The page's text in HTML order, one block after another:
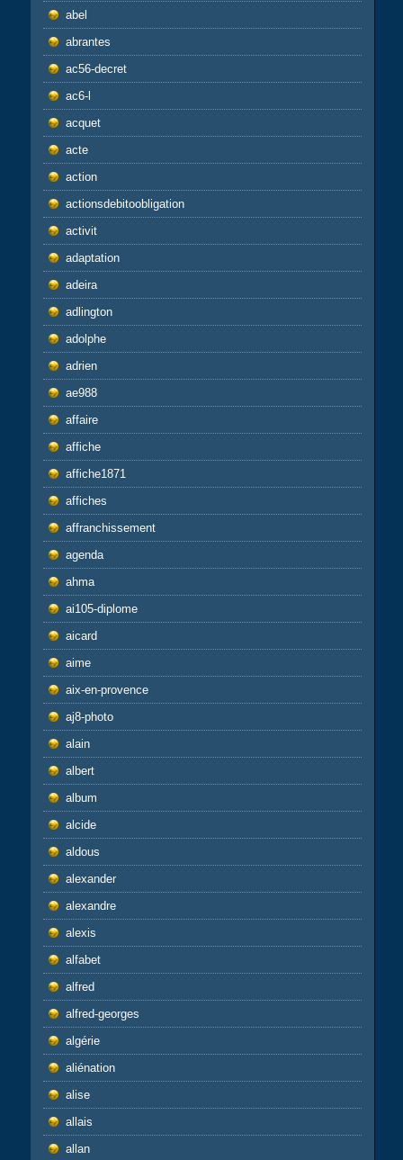
abel
abrantes
ac56-decret
ac6-l
acquet
acte
action
actionsdebitoobligation
activit
adaptation
adeira
adlington
adolphe
adrien
ae988
affaire
affiche
affiche1871
affiches
affranchissement
agenda
ahma
ai105-diplome
aicard
aime
aix-en-provence
aj8-photo
alain
albert
album
alcide
aldous
alexander
alexandre
alexis
alfabet
alfred
alfred-georges
algérie
aliénation
alise
allais
allan